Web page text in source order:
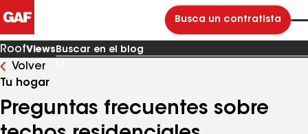
Busca un contratista
RoofViews
blog
Volver
Tu hogar
Preguntas frecuentes sobre